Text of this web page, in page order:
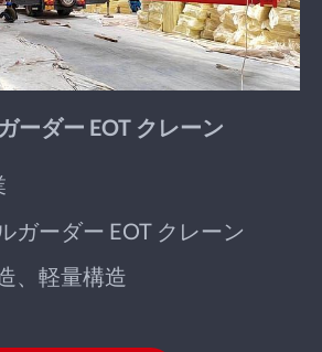
ーダー EOT クレーン
ガーダー EOT クレーン
、軽量構造